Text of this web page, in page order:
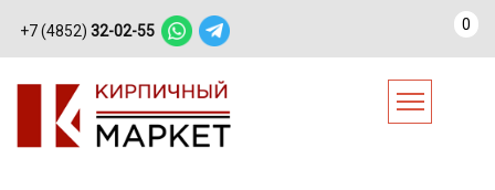
+7 (4852) 32-02-55 0